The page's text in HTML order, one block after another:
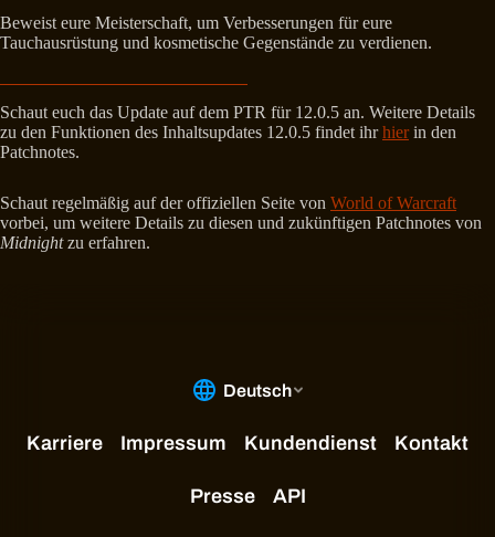
Beweist eure Meisterschaft, um Verbesserungen für eure
Tauchausrüstung und kosmetische Gegenstände zu verdienen.
Schaut euch das Update auf dem PTR für 12.0.5 an. Weitere Details
zu den Funktionen des Inhaltsupdates 12.0.5 findet ihrhierin den
Patchnotes.
Schaut regelmäßig auf der offiziellen Seite von World of Warcraft
vorbei, um weitere Details zu diesen und zukünftigen Patchnotes von
Midnightzu erfahren.